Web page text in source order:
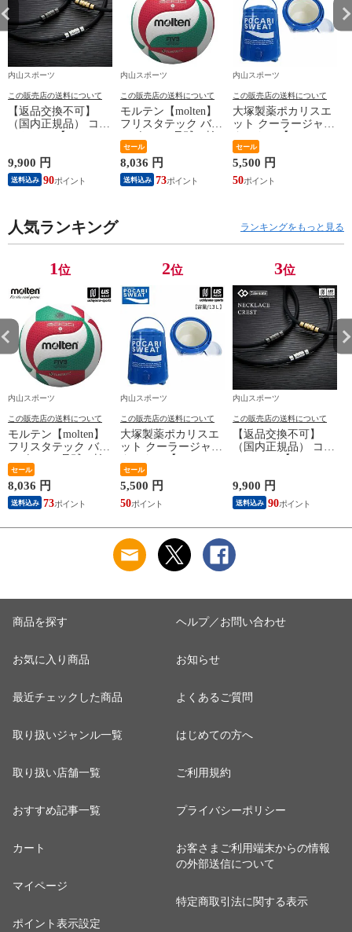
内山スポーツ
この販売店の送料について
【返品交換不可】
（国内正規品） コラ
トッテ ネックレス
CREST ABAAS 【
ABAAS5 磁気ネック
メンズ レディース
】【翌日配達対象】
9,900 円
送料込み 90
内山スポーツ
この販売店の送料について
モルテン【molten】
フリスタテック バレ
定球）2026年継続モ
デル【国際公認球
V5M5000 ネーム加工
できません】【翌日
セール
8,036 円
送料込み 73
内山スポーツ
この販売店の送料について
大塚製薬ポカリスエ
ット クーラージャグ
13リットル ジャグボ
トル 水分補給】【翌
日配達対象】[自社]
セール
5,500 円
50
人気ランキング ランキングをもっと見る
1位
内山スポーツ
この販売店の送料について
モルテン【molten】
フリスタテック バレ
定球）2026年継続モ
デル【国際公認球
V5M5000 ネーム加工
できません】【翌日
セール
8,036 円
送料込み 73
2位
内山スポーツ
この販売店の送料について
大塚製薬ポカリスエ
ット クーラージャグ
13リットル ジャグボ
トル 水分補給】【翌
日配達対象】[自社]
セール
5,500 円
50
3位
内山スポーツ
この販売店の送料について
【返品交換不可】
（国内正規品） コラ
トッテ ネックレス
CREST ABAAS 【
ABAAS5 磁気ネック
メンズ レディース
】【翌日配達対象】
9,900 円
送料込み 90
商品を探す
お気に入り商品
最近チェックした商品
取り扱いジャンル一覧
取り扱い店舗一覧
おすすめ記事一覧
カート
マイページ
ポイント表示設定
ヘルプ／お問い合わせ
お知らせ
よくあるご質問
はじめての方へ
ご利用規約
プライバシーポリシー
お客さまご利用端末からの情報
の外部送信について
特定商取引法に関する表示